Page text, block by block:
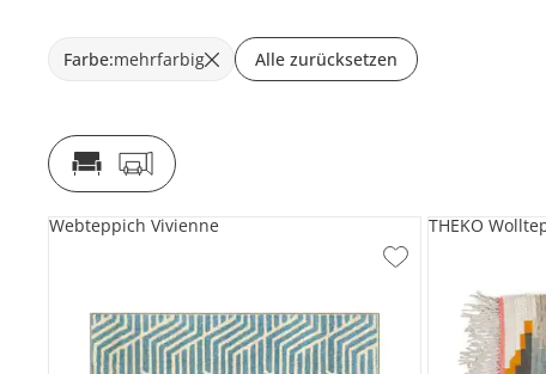
Farbe:mehrfarbig Alle zurücksetzen
Webteppich Vivienne THEKO